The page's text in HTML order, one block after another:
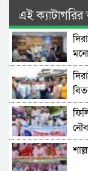
এই